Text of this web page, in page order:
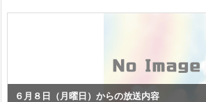
６月８日（月曜日）からの放送内容